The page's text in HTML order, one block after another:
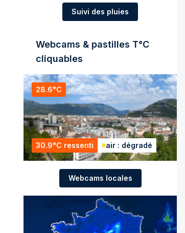
Suivi des pluies
Webcams & pastilles T°C
cliquables
28.6°C
30.9°C ressenti air : dégradé
Webcams locales